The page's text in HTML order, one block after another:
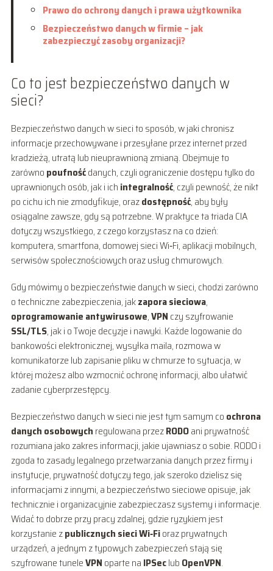
Prawo do ochrony danych i prawa użytkownika
Bezpieczeństwo danych w firmie – jak
zabezpieczyć zasoby organizacji?
Co to jest bezpieczeństwo danych w
sieci?
Bezpieczeństwo danych w sieci to sposób, w jaki chronisz
informacje przechowywane i przesyłane przez internet przed
kradzieżą, utratą lub nieuprawnioną zmianą. Obejmuje to
zarówno poufnośćdanych, czyli ograniczenie dostępu tylko do
uprawnionych osób, jak i ich integralność, czyli pewność, że nikt
po cichu ich nie zmodyfikuje, orazdostępność, aby były
osiągalne zawsze, gdy są potrzebne. W praktyce ta triada CIA
dotyczy wszystkiego, z czego korzystasz na co dzień:
komputera, smartfona, domowej sieci Wi‑Fi, aplikacji mobilnych,
serwisów społecznościowych oraz usług chmurowych.
Gdy mówimy o bezpieczeństwie danych w sieci, chodzi zarówno
o techniczne zabezpieczenia, jakzapora sieciowa,
oprogramowanie antywirusowe,VPN czy szyfrowanie
SSL/TLS, jak i o Twoje decyzje i nawyki. Każde logowanie do
bankowości elektronicznej, wysyłka maila, rozmowa w
komunikatorze lub zapisanie pliku w chmurze to sytuacja, w
której możesz albo wzmocnić ochronę informacji, albo ułatwić
zadanie cyberprzestępcy.
Bezpieczeństwo danych w sieci nie jest tym samym co ochrona
danych osobowych regulowana przezRODOani prywatność
rozumiana jako zakres informacji, jakie ujawniasz o sobie. RODO i
zgoda to zasady legalnego przetwarzania danych przez firmy i
instytucje, prywatność dotyczy tego, jak szeroko dzielisz się
informacjami z innymi, a bezpieczeństwo sieciowe opisuje, jak
technicznie i organizacyjnie zabezpieczasz systemy i informacje.
Widać to dobrze przy pracy zdalnej, gdzie ryzykiem jest
korzystanie zpublicznych sieci Wi‑Fioraz prywatnych
urządzeń, a jednym z typowych zabezpieczeń stają się
szyfrowane tuneleVPN oparte na IPSeclub OpenVPN.